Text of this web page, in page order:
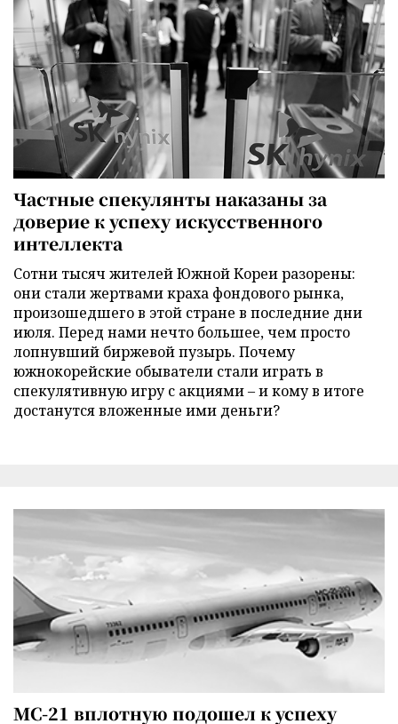
Частные спекулянты наказаны за
доверие к успеху искусственного
интеллекта
Сотни тысяч жителей Южной Кореи разорены:
они стали жертвами краха фондового рынка,
произошедшего в этой стране в последние дни
июля. Перед нами нечто большее, чем просто
лопнувший биржевой пузырь. Почему
южнокорейские обыватели стали играть в
спекулятивную игру с акциями – и кому в итоге
достанутся вложенные ими деньги?
МС-21 вплотную подошел к успеху